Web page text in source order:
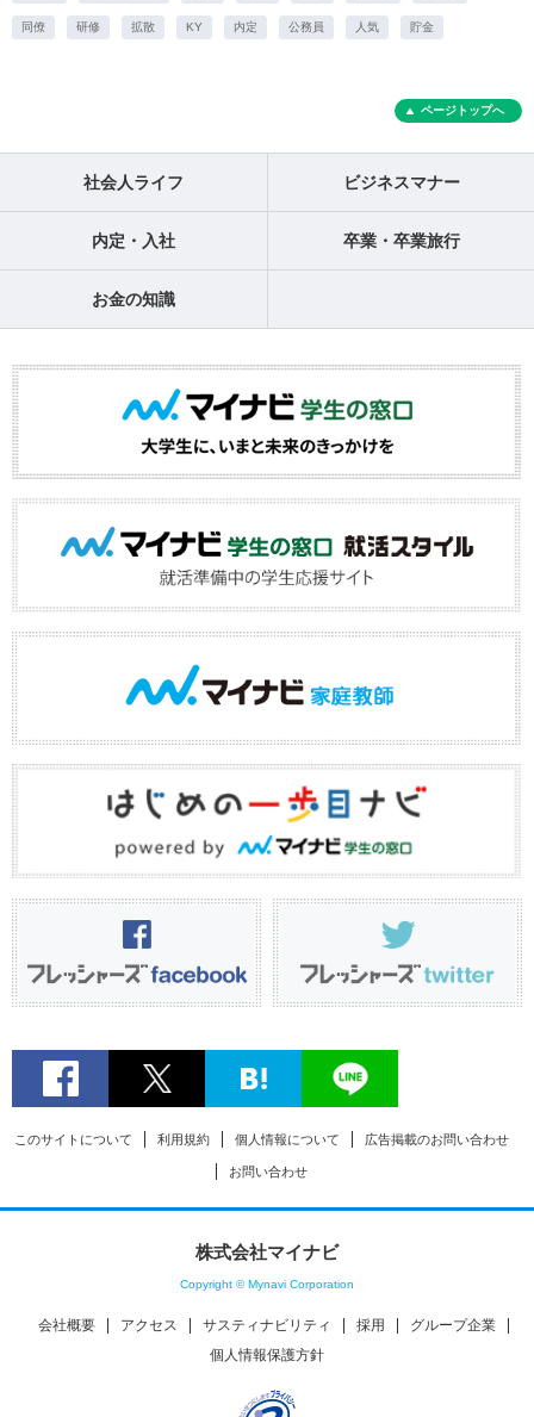
同僚 研修 拡散 KY 内定 公務員 人気 貯金
ページトップへ
社会人ライフ ビジネスマナー
内定・入社 卒業・卒業旅行
お金の知識
このサイトについて 利用規約 個人情報について 広告掲載のお問い合わせ
お問い合わせ
株式会社マイナビ
Copyright © Mynavi Corporation
会社概要 アクセス サスティナビリティ 採用
グループ企業
個人情報保護方針